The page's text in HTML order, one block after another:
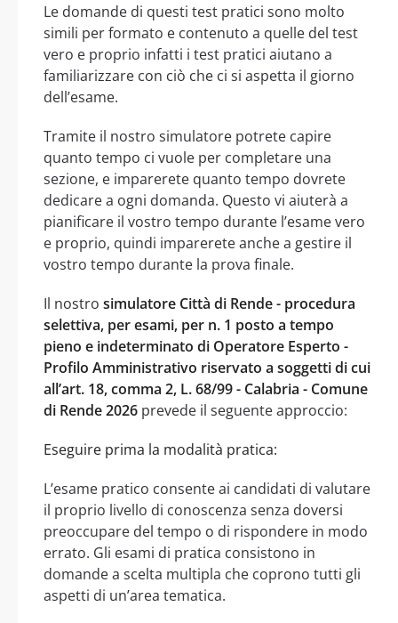
Le domande di questi test pratici sono molto
simili per formato e contenuto a quelle del test
vero e proprio infatti i test pratici aiutano a
familiarizzare con ciò che ci si aspetta il giorno
dell’esame.
Tramite il nostro simulatore potrete capire
quanto tempo ci vuole per completare una
sezione, e imparerete quanto tempo dovrete
dedicare a ogni domanda. Questo vi aiuterà a
pianificare il vostro tempo durante l’esame vero
e proprio, quindi imparerete anche a gestire il
vostro tempo durante la prova finale.
Il nostro simulatore Città di Rende - procedura
selettiva, per esami, per n. 1 posto a tempo
pieno e indeterminato di Operatore Esperto -
Profilo Amministrativo riservato a soggetti di cui
all’art. 18, comma 2, L. 68/99 - Calabria - Comune
di Rende 2026 prevede il seguente approccio:
Eseguire prima la modalità pratica:
L’esame pratico consente ai candidati di valutare
il proprio livello di conoscenza senza doversi
preoccupare del tempo o di rispondere in modo
errato. Gli esami di pratica consistono in
domande a scelta multipla che coprono tutti gli
aspetti di un’area tematica.